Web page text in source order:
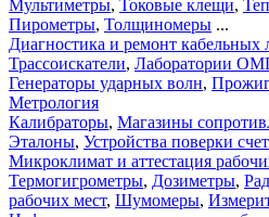
Мультиметры, Токовые клещи,
Пирометры, Толщиномеры ...
Диагностика и ремонт кабельных
Трассоискатели, Лаборатории
Генераторы ударных волн,
Метрология
Калибраторы, Магазины
Эталоны, Устройства поверки
Микроклимат и аттестация
Термогигрометры, Дозиметры,
рабочих мест, Шумомеры,